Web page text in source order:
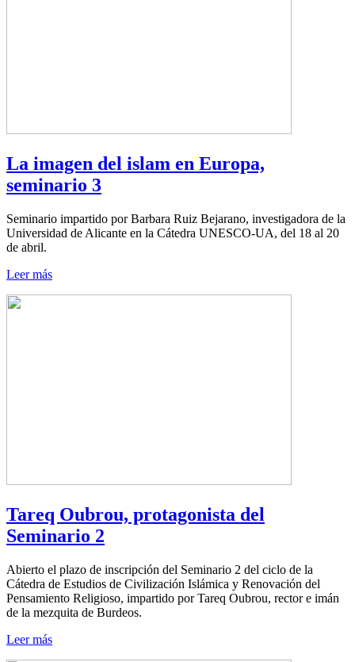
La imagen del islam en Europa,
seminario 3
Seminario impartido por Barbara Ruiz Bejarano, investigadora de la
Universidad de Alicante en la Cátedra UNESCO-UA, del 18 al 20
de abril.
Leer más
Tareq Oubrou, protagonista del
Seminario 2
Abierto el plazo de inscripción del Seminario 2 del ciclo de la
Cátedra de Estudios de Civilización Islámica y Renovación del
Pensamiento Religioso, impartido por Tareq Oubrou, rector e imán
de la mezquita de Burdeos.
Leer más